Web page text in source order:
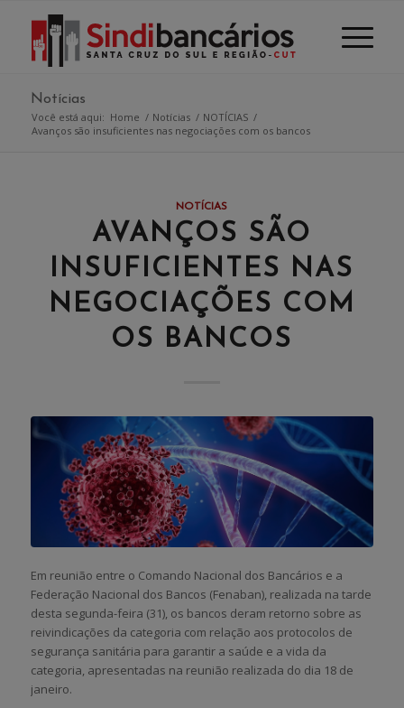
Notícias
Você está aqui: Home / Notícias / NOTÍCIAS /
Avanços são insuficientes nas negociações com os bancos
NOTÍCIAS
AVANÇOS SÃO
INSUFICIENTES NAS
NEGOCIAÇÕES COM
OS BANCOS
Em reunião entre o Comando Nacional dos Bancários e a
Federação Nacional dos Bancos (Fenaban), realizada na tarde
desta segunda-feira (31), os bancos deram retorno sobre as
reivindicações da categoria com relação aos protocolos de
segurança sanitária para garantir a saúde e a vida da
categoria, apresentadas na reunião realizada do dia 18 de
janeiro.